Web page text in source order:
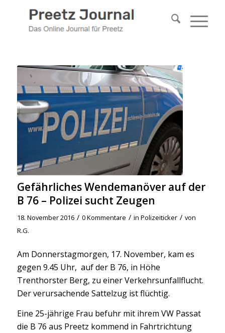
Gefährliches Wendemanöver auf der
B 76 – Polizei sucht Zeugen
18. November 2016 / 0 Kommentare / in Polizeiticker / von
R.G.
Am Donnerstagmorgen, 17. November, kam es
gegen 9.45 Uhr, auf der B 76, in Höhe
Trenthorster Berg, zu einer Verkehrsunfallflucht.
Der verursachende Sattelzug ist flüchtig.
Eine 25-jährige Frau befuhr mit ihrem VW Passat
die B 76 aus Preetz kommend in Fahrtrichtung